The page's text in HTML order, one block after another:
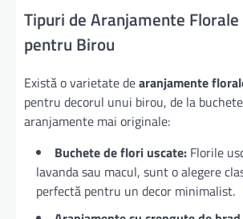
Tipuri de Aranjamente
pentru Birou
Există o varietate dearanjamente
pentru decorul unui birou, de la
aranjamente mai originale:
Buchete de flori uscate: Florile
lavanda sau macul, sunt o alegere
perfectă pentru un decor minimalist.